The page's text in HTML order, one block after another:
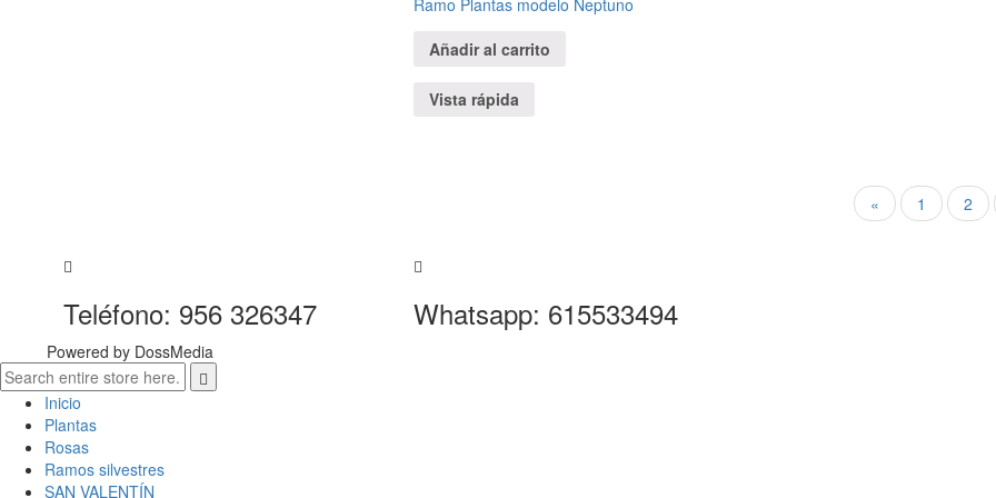
Ramo Plantas modelo Neptuno
Añadir al carrito
Vista rápida
« 1 2
Teléfono: 956 326347 Whatsapp: 615533494
Powered by DossMedia
Inicio
Plantas
Rosas
Ramos silvestres
SAN VALENTÍN